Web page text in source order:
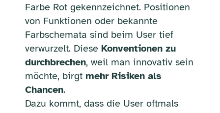
Farbe Rot gekennzeichnet. Positionen
von Funktionen oder bekannte
Farbschemata sind beim User tief
verwurzelt. Diese Konventionen zu
durchbrechen, weil man innovativ sein
möchte, birgt mehr Risiken als
Chancen.
Dazu kommt, dass die User oftmals